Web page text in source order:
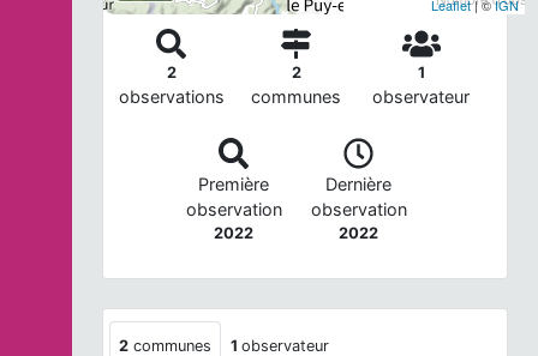
Leaflet| ©IGN
2
observations
2
communes
1
observateur
Première
observation
2022
Dernière
observation
2022
2 communes 1 observateur